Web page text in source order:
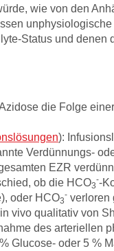
wie von den
Status und
die Folge
):
Verdünnungs-
EZR
ob die HCO3
--
oder HCO3
- verloren
vivo qualitativ von
des arteriellen
Glucose- oder 5 %